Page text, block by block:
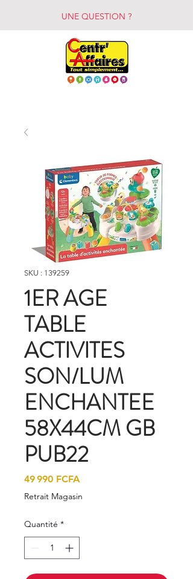
UNE QUESTION ?
SKU : 139259
1ER AGE
TABLE
ACTIVITES
SON/LUM
ENCHANTEE
58X44CM GB
PUB22
49 990 FCFA
Retrait Magasin
Quantité *